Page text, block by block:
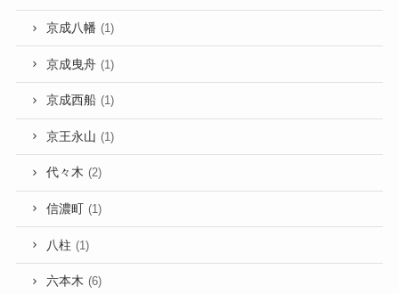
京成八幡 (1)
京成曳舟 (1)
京成西船 (1)
京王永山 (1)
代々木 (2)
信濃町 (1)
八柱 (1)
六本木 (6)